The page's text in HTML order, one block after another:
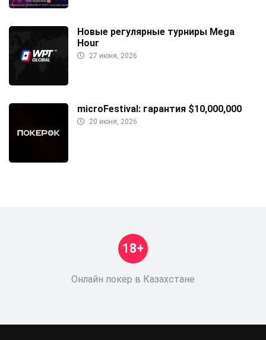
Новые регулярные турниры Mega
Hour
27 июня, 2026
microFestival: гарантия $10,000,000
20 июня, 2026
Онлайн покер в Казахстане
18+